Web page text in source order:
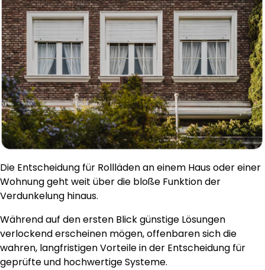
Die Entscheidung für Rollläden an einem Haus oder einer
Wohnung geht weit über die bloße Funktion der
Verdunkelung hinaus.
Während auf den ersten Blick günstige Lösungen
verlockend erscheinen mögen, offenbaren sich die
wahren, langfristigen Vorteile in der Entscheidung für
geprüfte und hochwertige Systeme.